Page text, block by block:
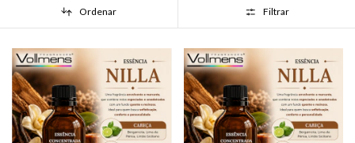
Ordenar Filtrar